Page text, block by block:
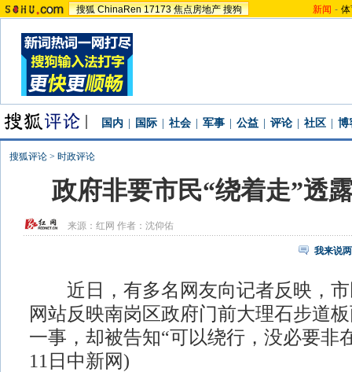
搜狐 ChinaRen 17173 焦点房地产 搜狗 新闻 -
国内 国际 社会 军事 公益 评论 社区 博
搜狐评论 > 时政评论
政府非要市民“绕着走”透
来源：红网 作者：沈仰佑
我来说
近日，有多名网友向记者反映，市
网站反映南岗区政府门前大理石步道
一事，却被告知“可以绕行，没必要非
11日中新网)